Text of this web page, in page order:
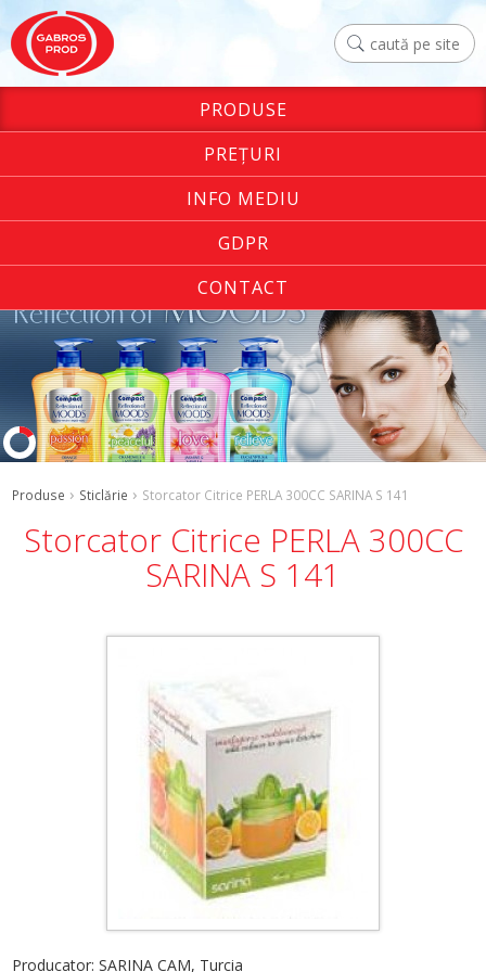
PRODUSE
PREŢURI
INFO MEDIU
GDPR
CONTACT
Produse Sticlărie Storcator Citrice PERLA 300CC SARINA S 141
Storcator Citrice PERLA 300CC
SARINA S 141
Producator: SARINA CAM, Turcia